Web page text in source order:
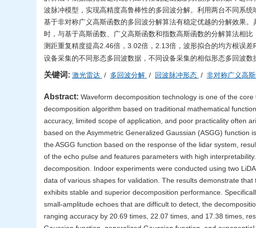
波脉冲模型，实现高精度高鲁棒性的多回波分解。利用两台不同系
基于非对称广义高斯函数的多回波分解算法有稳定优越的分解效果
时，与基于高斯函数、广义高斯函数和指数高斯函数的分解算法相
测距重复精度提高2.46倍，3.02倍，2.13倍，波形拟合的均方根误
设备采集的不同形态多回波数据，不同设备采集的相似形态多回波
关键词: 激光雷达 / 多回波分解 / 回波脉冲形态 / 非对称广义高
Abstract: Waveform decomposition technology is one of the
decomposition algorithm based on traditional mathematical
accuracy, limited scope of application, and poor practicality often
based on the Asymmetric Generalized Gaussian (ASGG)
the ASGG function based on the response of the lidar system,
of the echo pulse and features parameters with high
decomposition. Indoor experiments were conducted using two
data of various shapes for validation. The results demonstrate
exhibits stable and superior decomposition performance.
small-amplitude echoes that are difficult to detect, the
ranging accuracy by 20.69 times, 22.07 times, and 17.38 times,